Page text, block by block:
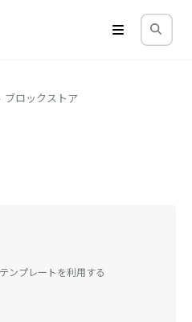
ブロックストア
ンプレートを利用する